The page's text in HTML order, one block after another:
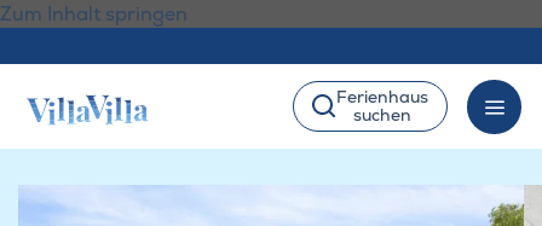
Zum Inhalt springen
Ferienhaus
suchen